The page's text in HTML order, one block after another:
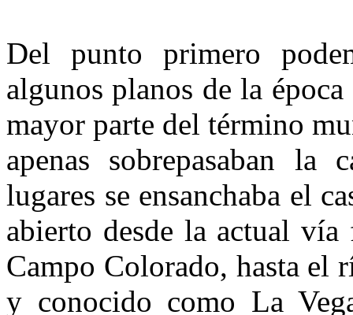
Del punto primero
algunos planos de la
mayor parte del término
apenas sobrepasaban
lugares se ensanchaba el
abierto desde la actual
Campo Colorado, hasta
y conocido como La